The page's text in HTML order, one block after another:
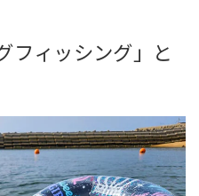
フィッシング」と